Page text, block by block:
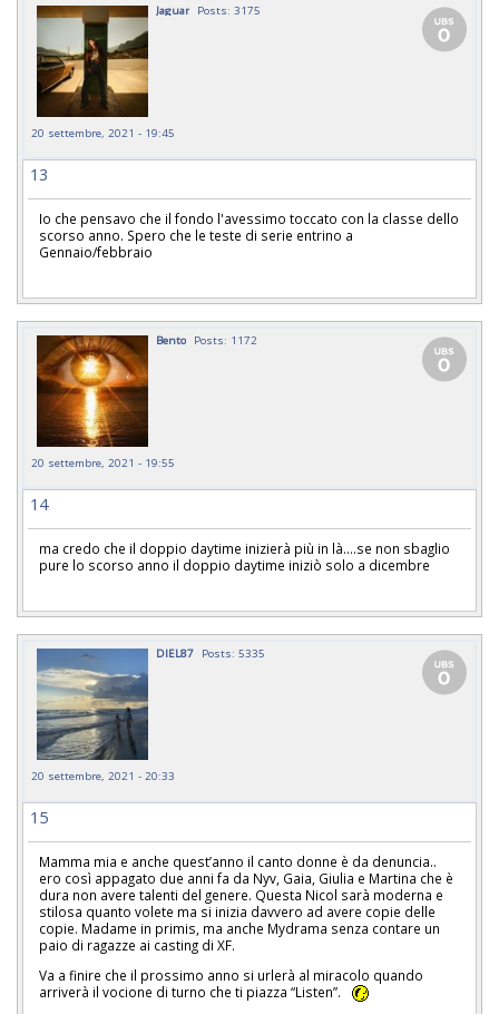
Jaguar Posts: 3175
20 settembre, 2021 - 19:45
13
Io che pensavo che il fondo l'avessimo toccato con la classe dello
scorso anno. Spero che le teste di serie entrino a
Gennaio/febbraio
Bento Posts: 1172
20 settembre, 2021 - 19:55
14
ma credo che il doppio daytime inizierà più in là....se non sbaglio
pure lo scorso anno il doppio daytime iniziò solo a dicembre
DIEL87 Posts: 5335
20 settembre, 2021 - 20:33
15
Mamma mia e anche quest’anno il canto donne è da denuncia..
ero così appagato due anni fa da Nyv, Gaia, Giulia e Martina che è
dura non avere talenti del genere. Questa Nicol sarà moderna e
stilosa quanto volete ma si inizia davvero ad avere copie delle
copie. Madame in primis, ma anche Mydrama senza contare un
paio di ragazze ai casting di XF.
Va a finire che il prossimo anno si urlerà al miracolo quando
arriverà il vocione di turno che ti piazza “Listen”.